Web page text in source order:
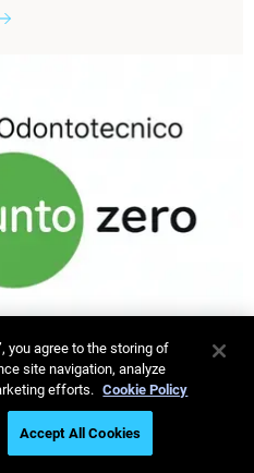
di protesi analogica a
you agree to the storing of
site navigation, analyze
efforts. Cookie Policy
Accept All Cookies